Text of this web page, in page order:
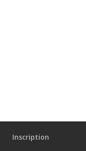
Inscription